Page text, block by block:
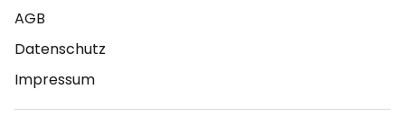
AGB
Datenschutz
Impressum